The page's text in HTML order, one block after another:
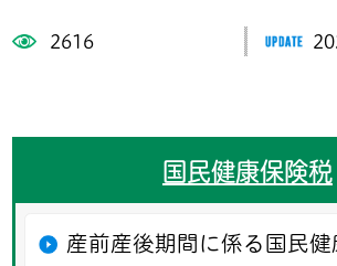
2616
国民健康保険税
産前産後期間に係る国民健